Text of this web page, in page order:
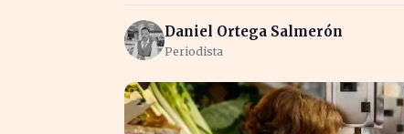
Daniel Ortega Salmerón
Periodista